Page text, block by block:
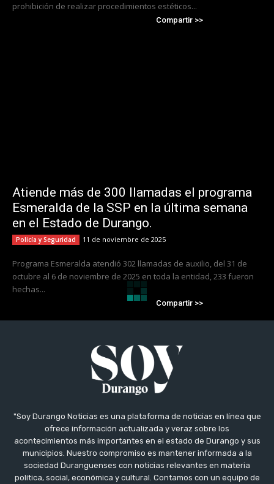
prohibición de realizar procedimientos estéticos...
Compartir >>
Atiende más de 300 llamadas el programa
Esmeralda de la SSP en la última semana
en el Estado de Durango.
Policía y Seguridad 11 de noviembre de 2025
Programa Esmeralda atendió 302 llamadas de auxilio, del 31 de
octubre al 6 de noviembre de 2025 en toda la entidad, 233 fueron
hechas...
Compartir >>
"Soy Durango Noticias es una plataforma de noticias en línea que
ofrece información actualizada y veraz sobre los
acontecimientos más importantes en el estado de Durango y sus
municipios. Nuestro compromiso es mantener informada a la
sociedad Duranguenses con noticias relevantes en materia
política, social, económica y cultural. Contamos con un equipo de